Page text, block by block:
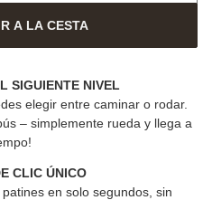
A LA CESTA
SIGUIENTE NIVEL
elegir entre caminar o rodar.
– simplemente rueda y llega a
CLIC ÚNICO
en solo segundos, sin